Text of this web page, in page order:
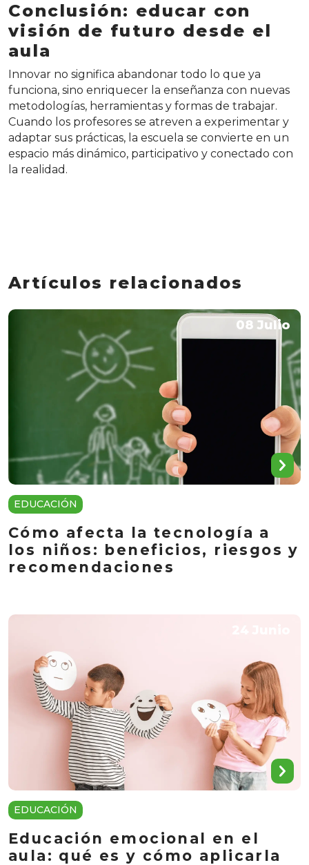
Conclusión: educar con
visión de futuro desde el
aula
Innovar no significa abandonar todo lo que ya
funciona, sino enriquecer la enseñanza con nuevas
metodologías, herramientas y formas de trabajar.
Cuando los profesores se atreven a experimentar y
adaptar sus prácticas, la escuela se convierte en un
espacio más dinámico, participativo y conectado con
la realidad.
Artículos relacionados
08 Julio
EDUCACIÓN
Cómo afecta la tecnología a
los niños: beneficios, riesgos y
recomendaciones
EDUCACIÓN
Educación emocional en el
aula: qué es y cómo aplicarla